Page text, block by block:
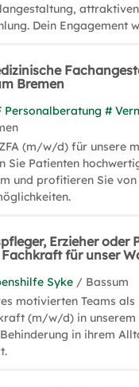
Dein Engagement
Bremen
Personalberatung #
(m/w/d) für unsere
Sie Patienten
und profitieren Sie
Erzieher
für unser
Syke / Bassum
motivierten Teams
(m/w/d) in unserem
in ihrem